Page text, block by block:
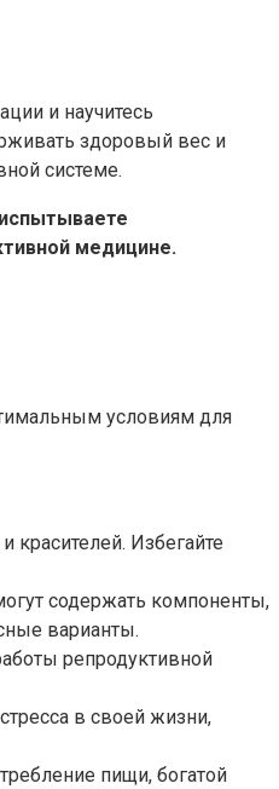
и научитесь
здоровый вес и
системе.
медицине.
условиям для
красителей. Избегайте
содержать компоненты,
варианты.
репродуктивной
в своей жизни,
пищи, богатой